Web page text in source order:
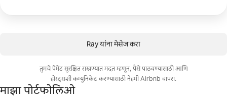
Ray यांना मेसेज करा
तुमचे पेमेंट सुरक्षित राखण्यात मदत म्हणून, पैसे पाठवण्यासाठी आणि
होस्ट्सशी कम्युनिकेट करण्यासाठी नेहमी Airbnb वापरा.
माझा पोर्टफोलिओ